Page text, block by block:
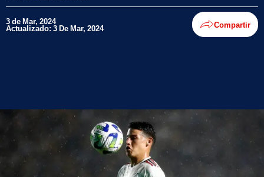
3 de Mar, 2024
Actualizado: 3 De Mar, 2024 Compartir